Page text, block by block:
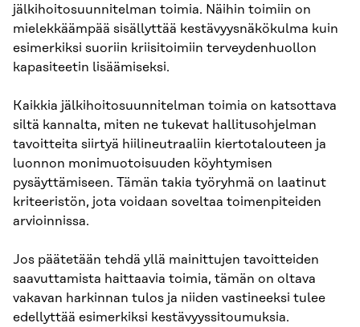
jälkihoitosuunnitelman toimia. Näihin toimiin on
mielekkäämpää sisällyttää kestävyysnäkökulma kuin
esimerkiksi suoriin kriisitoimiin terveydenhuollon
kapasiteetin lisäämiseksi.
Kaikkia jälkihoitosuunnitelman toimia on katsottava
siltä kannalta, miten ne tukevat hallitus­ohjelman
tavoitteita siirtyä hiilineutraaliin kiertotalouteen ja
luonnon monimuotoisuuden köyhtymisen
pysäyttämiseen. Tämän takia työryhmä on laatinut
kriteeristön, jota voidaan soveltaa toimenpiteiden
arvioinnissa.
Jos päätetään tehdä yllä mainittujen tavoitteiden
saavuttamista haittaavia toimia, tämän on oltava
vakavan harkinnan tulos ja niiden vastineeksi tulee
edellyttää esimerkiksi kestävyys­sitoumuksia.